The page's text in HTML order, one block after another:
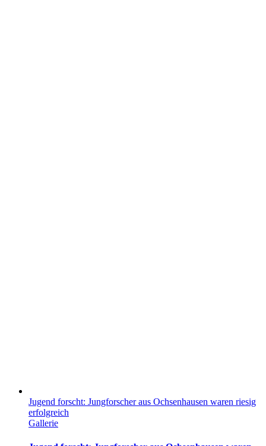
Jugend forscht: Jungforscher aus Ochsenhausen waren riesig
erfolgreich
Gallerie